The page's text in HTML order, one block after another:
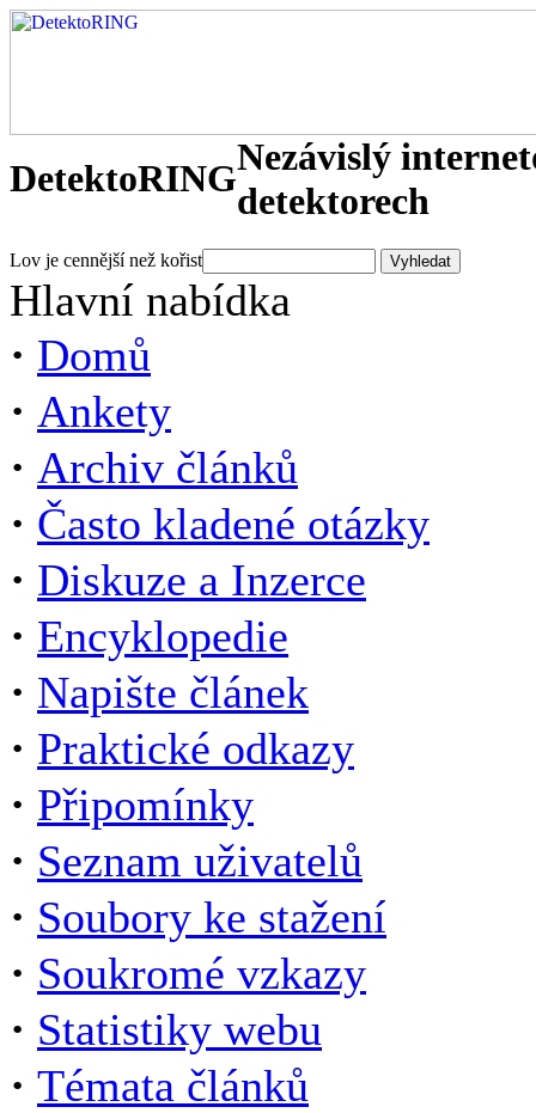
DetektoRINGNezávislý
detektorech
Lov je cennější než kořist
Hlavní nabídka
· Domů
· Ankety
· Archiv článků
· Často kladené otázky
· Diskuze a Inzerce
· Encyklopedie
· Napište článek
· Praktické odkazy
· Připomínky
· Seznam uživatelů
· Soubory ke stažení
· Soukromé vzkazy
· Statistiky webu
· Témata článků